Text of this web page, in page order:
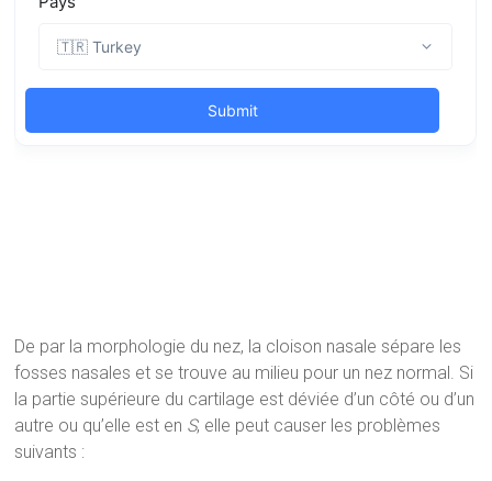
De par la morphologie du nez, la cloison nasale sépare les
fosses nasales et se trouve au milieu pour un nez normal. Si
la partie supérieure du cartilage est déviée d’un côté ou d’un
autre ou qu’elle est en S, elle peut causer les problèmes
suivants :